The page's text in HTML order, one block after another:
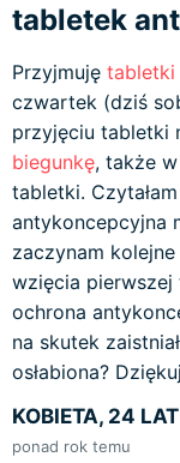
tabletek
Przyjmuję tabletki
czwartek (dziś
przyjęciu tabletki
biegunkę, także
tabletki.
antykoncepcyjna
zaczynam
wzięcia
ochrona
na skutek
osłabiona?
KOBIETA, 24 LAT
ponad rok temu